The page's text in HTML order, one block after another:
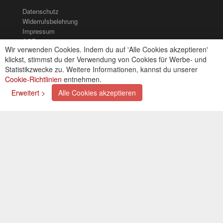
Wir verwenden Cookies. Indem du auf 'Alle Cookies akzeptieren'
klickst, stimmst du der Verwendung von Cookies für Werbe- und
Statistikzwecke zu. Weitere Informationen, kannst du unserer
Cookie-Richtlinien entnehmen.
Erweitert >
Alle Cookies akzeptieren
Datenschutz
Widerrufsbelehrung
Impressum
AGB
Kontakt
Cookies einstellungen
Zahlungsarten